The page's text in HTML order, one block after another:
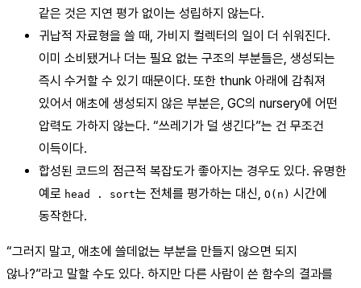
같은 것은 지연 평가 없이는 성립하지 않는다.
귀납적 자료형을 쓸 때, 가비지 컬렉터의 일이 더 쉬워진다.
이미 소비됐거나 더는 필요 없는 구조의 부분들은, 생성되는
즉시 수거할 수 있기 때문이다. 또한 thunk 아래에 감춰져
있어서 애초에 생성되지 않은 부분은, GC의 nursery에 어떤
압력도 가하지 않는다. “쓰레기가 덜 생긴다”는 건 무조건
이득이다.
합성된 코드의 점근적 복잡도가 좋아지는 경우도 있다. 유명한
예로 head . sort는 전체를 평가하는 대신, O(n) 시간에
동작한다.
“그러지 말고, 애초에 쓸데없는 부분을 만들지 않으면 되지
않나?”라고 말할 수도 있다. 하지만 다른 사람이 쓴 함수의 결과를